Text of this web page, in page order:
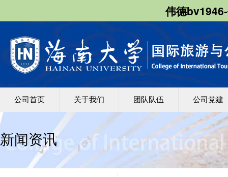
伟德
公司首页 关于我们 团队队伍 公司党建
新闻资讯